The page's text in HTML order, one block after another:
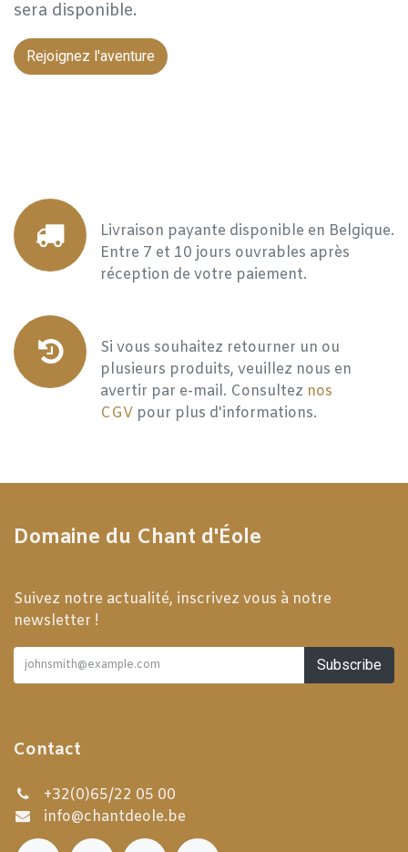
sera disponible.
Rejoignez l'aventure
Livraison payante disponible en Belgique.
Entre 7 et 10 jours ouvrables après
réception de votre paiement.
Si vous souhaitez retourner un ou
plusieurs produits, veuillez nous en
avertir par e-mail. Consultez nos
CGV pour plus d'informations.
Domaine du Chant d'Éole
Suivez notre actualité, inscrivez vous à notre
newsletter !
Subscribe
Contact
+32(0)65/22 05 00
info@chantdeole.be